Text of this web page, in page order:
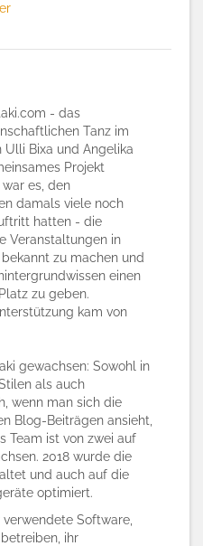
- das
Tanz im
Ulli Bixa und Angelika
Projekt
es, den
damals viele noch
hatten - die
Veranstaltungen in
zu machen und
einen
zu geben.
kam von
gewachsen: Sowohl in
als auch
wenn man sich die
Blog-Beiträgen ansieht,
Team ist von zwei auf
2018 wurde die
und auch auf die
optimiert.
verwendete Software,
ihr